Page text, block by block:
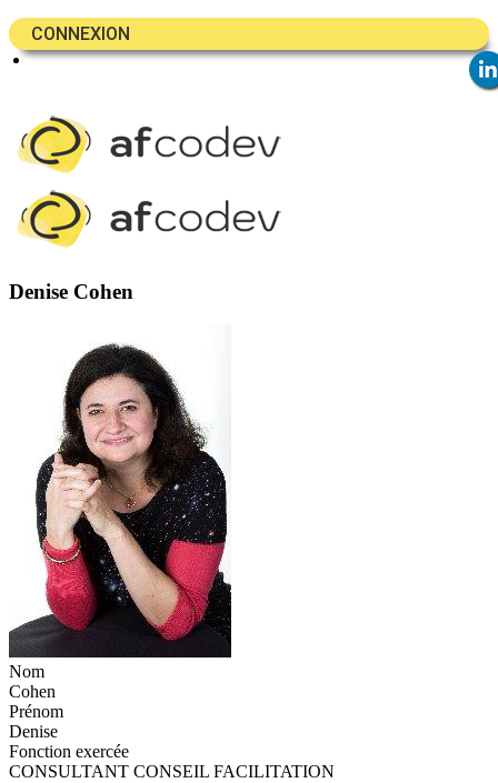
CONNEXION
Denise Cohen
Nom
Cohen
Prénom
Denise
Fonction exercée
CONSULTANT CONSEIL FACILITATION